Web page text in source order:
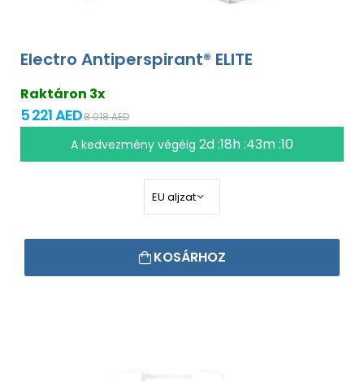
Electro Antiperspirant® ELITE
Raktáron 3x
5 221 AED8 018 AED
A kedvezmény végéig 2d :18h :43m :09
KOSÁRHOZ